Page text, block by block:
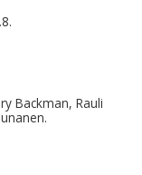
Backman, Rauli